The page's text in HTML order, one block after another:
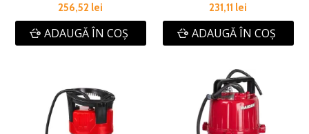
256,52 lei
ADAUGĂ ÎN COŞ
231,11 lei
ADAUGĂ ÎN COŞ